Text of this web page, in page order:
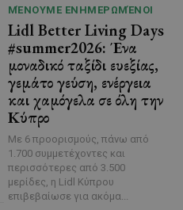
ΜΈΝΟΥΜΕ ΕΝΗΜΕΡΩΜΈΝΟΙ
Lidl Better Living Days
#summer2026: Ένα
μοναδικό ταξίδι ευεξίας,
γεμάτο γεύση, ενέργεια
και χαμόγελα σε όλη την
Κύπρο
Με 6 προορισμούς, πάνω από
1.700 συμμετέχοντες και
περισσότερες από 3.500
μερίδες, η Lidl Κύπρου
επιβεβαίωσε για ακόμα...